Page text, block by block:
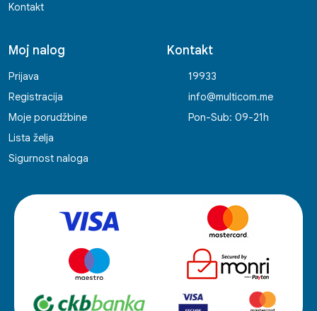
Kontakt
Moj nalog
Prijava
Registracija
Moje porudžbine
Lista želja
Sigurnost naloga
Kontakt
19933
info@multicom.me
Pon-Sub: 09-21h